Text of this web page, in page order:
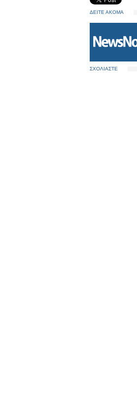
ΔΕΙΤΕ ΑΚΟΜΑ
ΣΧΟΛΙΑΣΤΕ